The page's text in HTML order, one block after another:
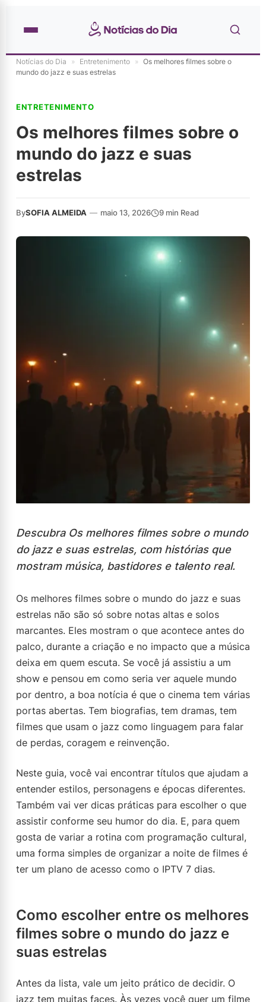
Notícias do Dia » Entretenimento » Os melhores filmes sobre o
mundo do jazz e suas estrelas
ENTRETENIMENTO
Os melhores filmes sobre o
mundo do jazz e suas
estrelas
BySOFIA ALMEIDA — maio 13, 2026 9 min Read
Descubra Os melhores filmes sobre o mundo
do jazz e suas estrelas, com histórias que
mostram música, bastidores e talento real.
Os melhores filmes sobre o mundo do jazz e suas
estrelas não são só sobre notas altas e solos
marcantes. Eles mostram o que acontece antes do
palco, durante a criação e no impacto que a música
deixa em quem escuta. Se você já assistiu a um
show e pensou em como seria ver aquele mundo
por dentro, a boa notícia é que o cinema tem várias
portas abertas. Tem biografias, tem dramas, tem
filmes que usam o jazz como linguagem para falar
de perdas, coragem e reinvenção.
Neste guia, você vai encontrar títulos que ajudam a
entender estilos, personagens e épocas diferentes.
Também vai ver dicas práticas para escolher o que
assistir conforme seu humor do dia. E, para quem
gosta de variar a rotina com programação cultural,
uma forma simples de organizar a noite de filmes é
ter um plano de acesso como o IPTV 7 dias.
Como escolher entre os melhores
filmes sobre o mundo do jazz e
suas estrelas
Antes da lista, vale um jeito prático de decidir. O
jazz tem muitas faces. Às vezes você quer um filme